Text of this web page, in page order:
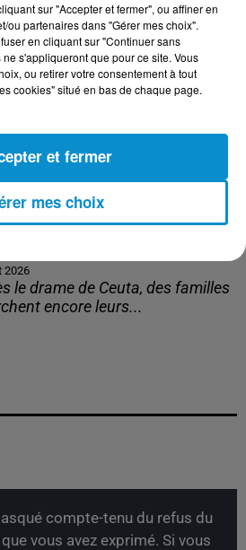
2026
de Cheikh F., l’enquête fragilise la
policière !
2026
des Verts va changer de main
2026
le drame de Ceuta, des familles
encore leurs...
compte-tenu du refus du
vous avez exprimé. Si vous
sur "Accepter et fermer", ou affiner en
ou partenaires dans "Gérer mes choix".
en cliquant sur "Continuer sans
s'appliqueront que pour ce site. Vous
ou retirer votre consentement à tout
cookies" situé en bas de chaque page.
mes choix
et fermer